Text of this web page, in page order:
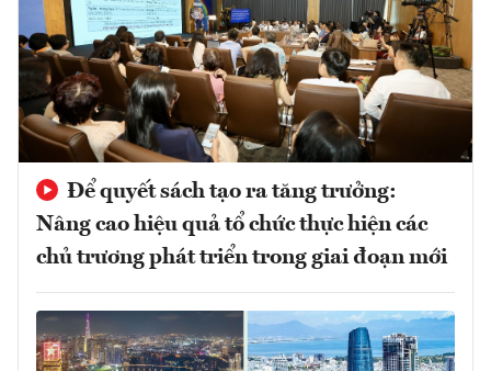
Để quyết sách tạo ra tăng trưởng:
Nâng cao hiệu quả tổ chức thực hiện các
chủ trương phát triển trong giai đoạn mới